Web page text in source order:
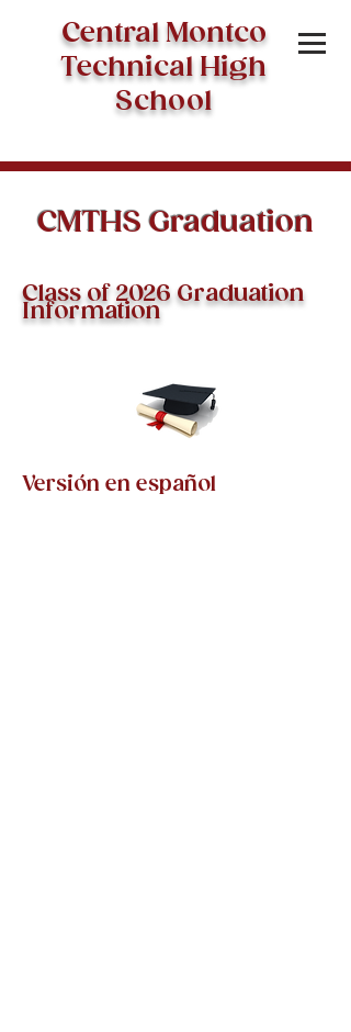
Central Montco
Technical High
School
CMTHS Graduation
Class of 2026 Graduation
Information
Versión en español